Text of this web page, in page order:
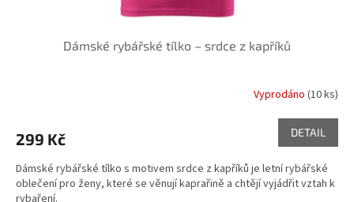
Dámské rybářské tílko – srdce z kapříků
Vyprodáno (10 ks)
299 Kč DETAIL
Dámské rybářské tílko s motivem srdce z kapříků je letní rybářské
oblečení pro ženy, které se věnují kaprařině a chtějí vyjádřit vztah k
rybaření.